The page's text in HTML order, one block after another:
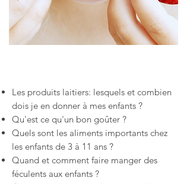
Les produits laitiers: lesquels et combien
dois je en donner à mes enfants ?
Qu'est ce qu'un bon goûter ?
Quels sont les aliments importants chez
les enfants de 3 à 11 ans ?
Quand et comment faire manger des
féculents aux enfants ?